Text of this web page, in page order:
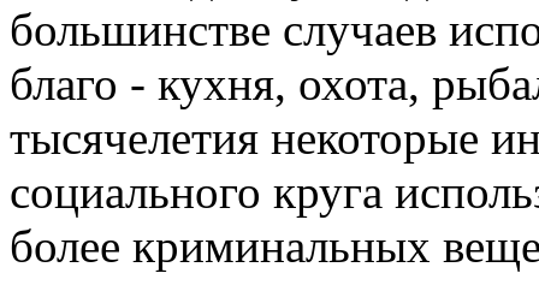
большинстве случаев
благо - кухня, охота,
тысячелетия некоторые
социального круга
более криминальных